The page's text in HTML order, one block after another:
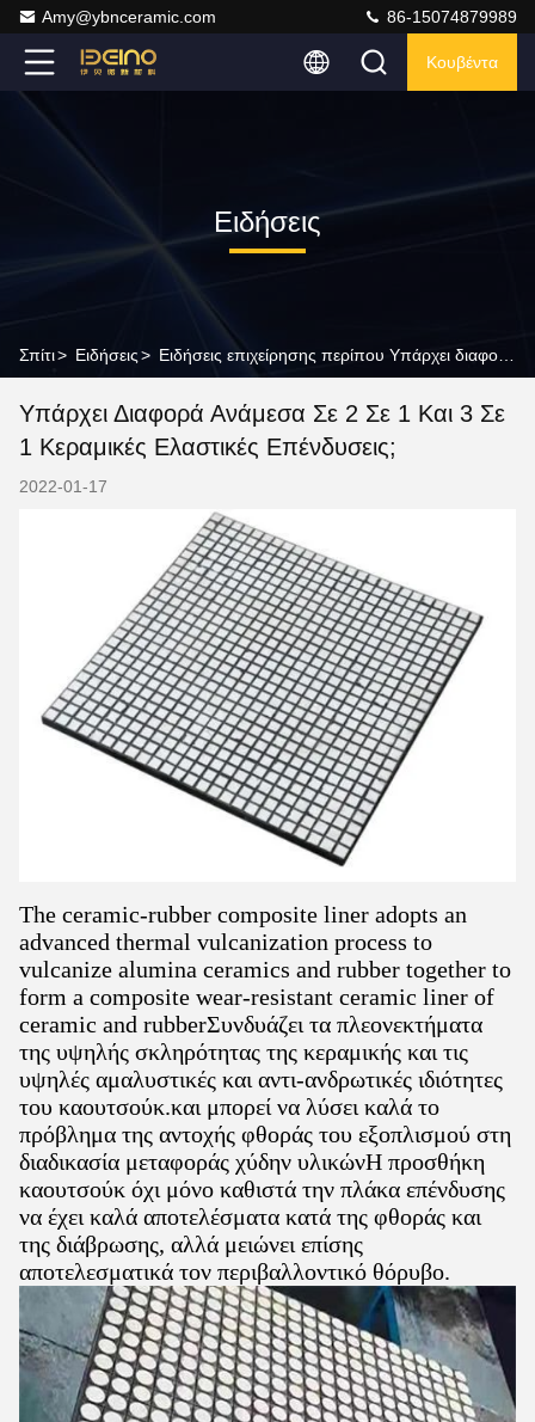
Amy@ybnceramic.com 86-15074879989
Κουβέντα
Ειδήσεις
Σπίτι> Ειδήσεις>
Υπάρχει Διαφορά Ανάμεσα Σε 2 Σε 1 Και 3 Σε
1 Κεραμικές Ελαστικές Επένδυσεις;
2022-01-17
The ceramic-rubber composite liner adopts an
advanced thermal vulcanization process to
vulcanize alumina ceramics and rubber together to
form a composite wear-resistant ceramic liner of
ceramic and rubberΣυνδυάζει τα πλεονεκτήματα
της υψηλής σκληρότητας της κεραμικής και τις
υψηλές αμαλυστικές και αντι-ανδρωτικές ιδιότητες
του καουτσούκ.και μπορεί να λύσει καλά το
πρόβλημα της αντοχής φθοράς του εξοπλισμού στη
διαδικασία μεταφοράς χύδην υλικώνΗ προσθήκη
καουτσούκ όχι μόνο καθιστά την πλάκα επένδυσης
να έχει καλά αποτελέσματα κατά της φθοράς και
της διάβρωσης, αλλά μειώνει επίσης
αποτελεσματικά τον περιβαλλοντικό θόρυβο.